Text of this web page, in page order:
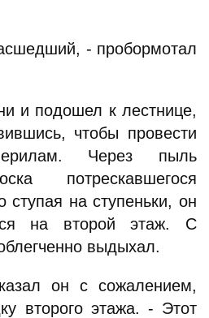
- пробормотал
и подошел к лестнице,
чтобы провести
Через пыль
потрескавшегося
на ступеньки, он
на второй этаж. С
выдыхал.
он с сожалением,
второго этажа. - Этот